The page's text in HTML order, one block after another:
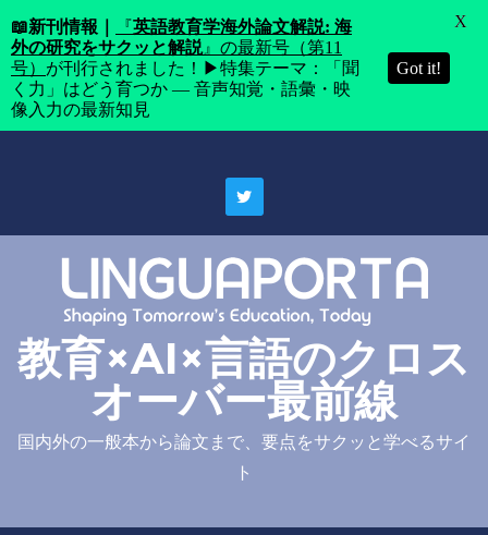
教育×AI×言語のクロス
オーバー最前線
国内外の一般本から論文まで、要点をサクッと学べるサイ
ト
📖新刊情報｜ 『英語教育学海外論文解説: 海
外の研究をサクッと解説』の最新号（第11
号） が刊行されました！▶特集テーマ：「聞
く力」はどう育つか ― 音声知覚・語彙・映
像入力の最新知見
Got it!
X